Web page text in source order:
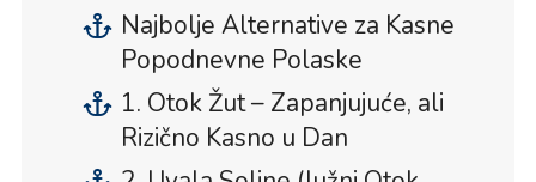
Najbolje Alternative za Kasne
Popodnevne Polaske
1. Otok Žut – Zapanjujuće, ali
Rizično Kasno u Dan